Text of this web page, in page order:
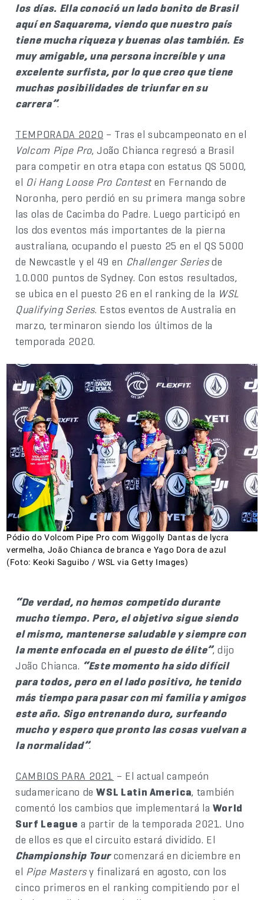
los días. Ella conoció un lado bonito de Brasil
aquí en Saquarema, viendo que nuestro país
tiene mucha riqueza y buenas olas también. Es
muy amigable, una persona increíble y una
excelente surfista, por lo que creo que tiene
muchas posibilidades de triunfar en su
carrera”.
TEMPORADA 2020 – Tras el subcampeonato en el
Volcom Pipe Pro, João Chianca regresó a Brasil
para competir en otra etapa con estatus QS 5000,
el Oi Hang Loose Pro Contesten Fernando de
Noronha, pero perdió en su primera manga sobre
las olas de Cacimba do Padre. Luego participó en
los dos eventos más importantes de la pierna
australiana, ocupando el puesto 25 en el QS 5000
de Newcastle y el 49 en Challenger Seriesde
10.000 puntos de Sydney. Con estos resultados,
se ubica en el puesto 26 en el ranking de la WSL
Qualifying Series. Estos eventos de Australia en
marzo, terminaron siendo los últimos de la
temporada 2020.
Pódio do Volcom Pipe Pro com Wiggolly Dantas de lycra
vermelha, João Chianca de branca e Yago Dora de azul
(Foto: Keoki Saguibo / WSL via Getty Images)
“De verdad, no hemos competido durante
mucho tiempo. Pero, el objetivo sigue siendo
el mismo, mantenerse saludable y siempre con
la mente enfocada en el puesto de élite”, dijo
João Chianca. “Este momento ha sido difícil
para todos, pero en el lado positivo, he tenido
más tiempo para pasar con mi familia y amigos
este año. Sigo entrenando duro, surfeando
mucho y espero que pronto las cosas vuelvan a
la normalidad”.
CAMBIOS PARA 2021 – El actual campeón
sudamericano deWSL Latin America, también
comentó los cambios que implementará la World
Surf League a partir de la temporada 2021. Uno
de ellos es que el circuito estará dividido. El
Championship Tourcomenzará en diciembre en
el Pipe Mastersy finalizará en agosto, con los
cinco primeros en el ranking compitiendo por el